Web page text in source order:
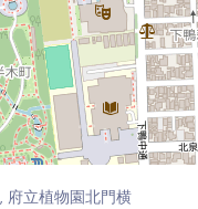
立植物園北門横